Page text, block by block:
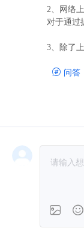
2、网络
对于通过
3、除了
问答